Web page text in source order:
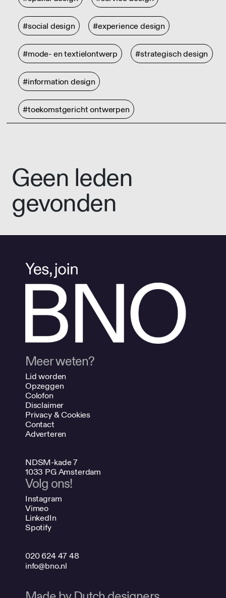
#social design #experience design
#mode- en textielontwerp #strategisch design
#information design
#toekomstgericht ontwerpen
Geen leden
gevonden
Meer weten?
Lid worden
Opzeggen
Colofon
Disclaimer
Privacy & Cookies
Contact
Adverteren
NDSM-kade 7
1033 PG Amsterdam
Volg ons!
Instagram
Vimeo
LinkedIn
Spotify
020 624 47 48
info@bno.nl